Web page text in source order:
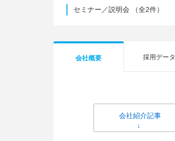
セミナー／説明会 （全2件）
会社概要 採用データ
会社紹介記事